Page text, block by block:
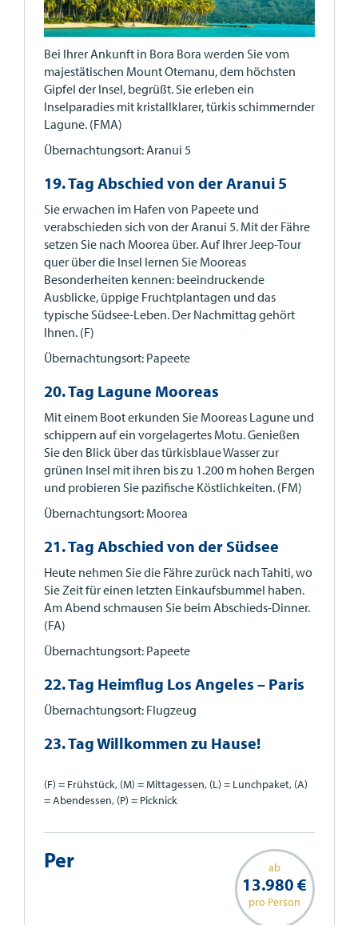
Bei Ihrer Ankunft in Bora Bora werden Sie vom
majestätischen Mount Otemanu, dem höchsten
Gipfel der Insel, begrüßt. Sie erleben ein
Inselparadies mit kristallklarer, türkis schimmernder
Lagune. (FMA)
Übernachtungsort: Aranui 5
19. Tag Abschied von der Aranui 5
Sie erwachen im Hafen von Papeete und
verabschieden sich von der Aranui 5. Mit der Fähre
setzen Sie nach Moorea über. Auf Ihrer Jeep-Tour
quer über die Insel lernen Sie Mooreas
Besonderheiten kennen: beeindruckende
Ausblicke, üppige Fruchtplantagen und das
typische Südsee-Leben. Der Nachmittag gehört
Ihnen. (F)
Übernachtungsort: Papeete
20. Tag Lagune Mooreas
Mit einem Boot erkunden Sie Mooreas Lagune und
schippern auf ein vorgelagertes Motu. Genießen
Sie den Blick über das türkisblaue Wasser zur
grünen Insel mit ihren bis zu 1.200 m hohen Bergen
und probieren Sie pazifische Köstlichkeiten. (FM)
Übernachtungsort: Moorea
21. Tag Abschied von der Südsee
Heute nehmen Sie die Fähre zurück nach Tahiti, wo
Sie Zeit für einen letzten Einkaufsbummel haben.
Am Abend schmausen Sie beim Abschieds-Dinner.
(FA)
Übernachtungsort: Papeete
22. Tag Heimflug Los Angeles – Paris
Übernachtungsort: Flugzeug
23. Tag Willkommen zu Hause!
(F) = Frühstück, (M) = Mittagessen, (L) = Lunchpaket, (A)
= Abendessen, (P) = Picknick
ab
13.980 €
pro Person
Per